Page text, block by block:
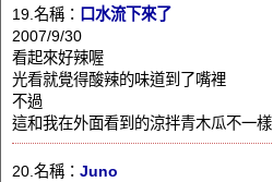
19.名稱： 口水流下來了
2007/9/30
看起來好辣喔
光看就覺得酸辣的味道到了嘴裡
不過
這和我在外面看到的涼拌青木瓜不一樣
20.名稱： Juno